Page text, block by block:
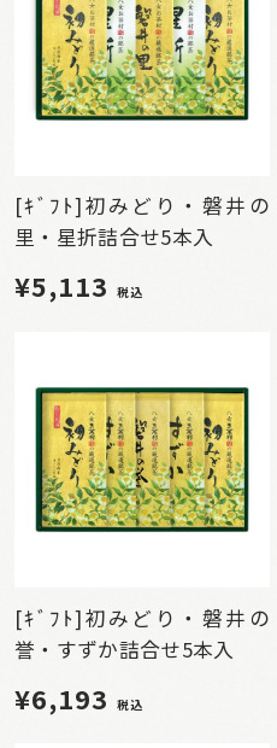
[ｷﾞﾌﾄ]初みどり・磐井の
里・星折詰合せ5本入
¥5,113 税込
[ｷﾞﾌﾄ]初みどり・磐井の
誉・すずか詰合せ5本入
¥6,193 税込